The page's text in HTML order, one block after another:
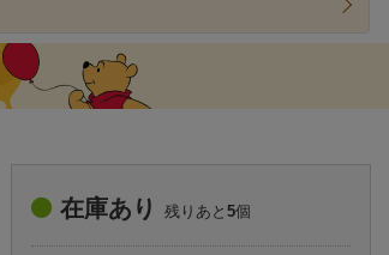
楽天チケット
エンタメニュース
在庫あり 残りあと 5個